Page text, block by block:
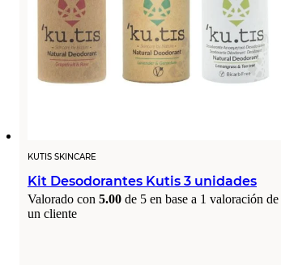
KUTIS SKINCARE
Kit Desodorantes Kutis 3 unidades
Valorado con 5.00 de 5 en base a 1 valoración de
un cliente